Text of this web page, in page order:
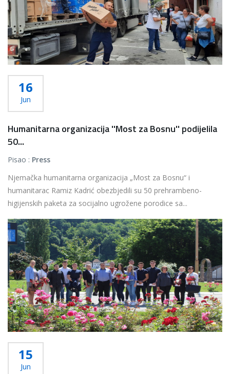
16
Jun
Humanitarna organizacija ''Most za Bosnu'' podijelila
50...
Pisao : Press
Njemačka humanitarna organizacija „Most za Bosnu“ i
humanitarac Ramiz Kadrić obezbjedili su 50 prehrambeno-
higijenskih paketa za socijalno ugrožene porodice sa...
Više...
15
Jun